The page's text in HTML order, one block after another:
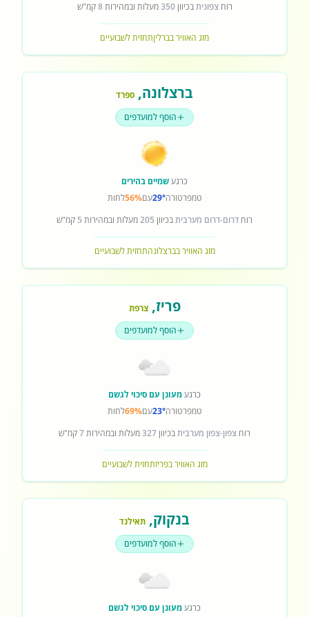
רוחצפוניתבכיוון350מעלות ובמהירות8קמ"ש
מזג האוויר בברליןתחזית לשבועיים
ברצלונה, ספרד
הוסף למועדפים
כרגעשמיים בהירים
טמפרטורה29°עם56%לחות
רוח דרום-דרום מערביתבכיוון 205מעלות ובמהירות 5 קמ"ש
מזג האוויר בברצלונהתחזית לשבועיים
פריז,צרפת
הוסף למועדפים
כרגעמעונן עם סיכוי לגשם
טמפרטורה23°עם69%לחות
רוח צפון-צפון מערביתבכיוון327מעלות ובמהירות7קמ"ש
מזג האוויר בפריזתחזית לשבועיים
בנקוק, תאילנד
הוסף למועדפים
כרגעמעונן עם סיכוי לגשם